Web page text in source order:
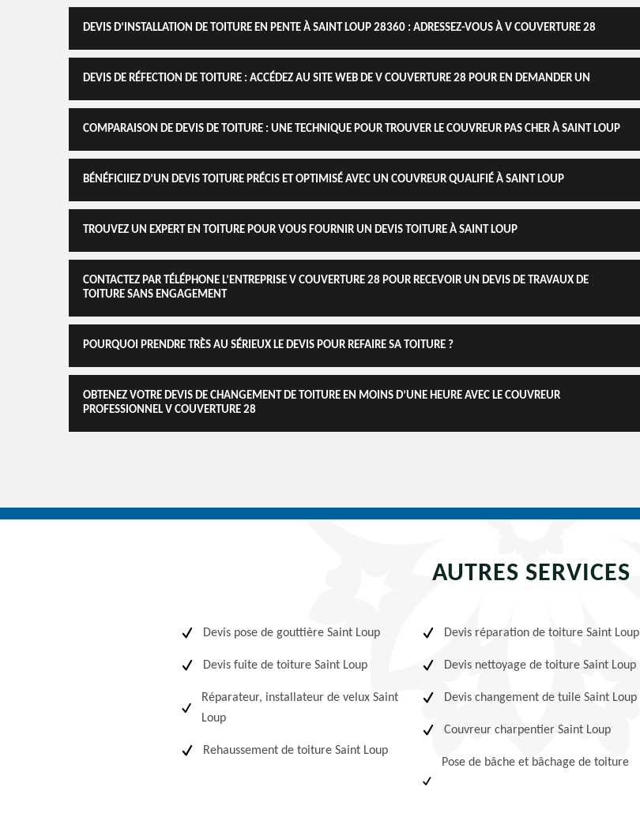
DEVIS D’INSTALLATION DE TOITURE EN PENTE À SAINT LOUP 28360 : ADRESSEZ-VOUS À V COUVERTURE 28
DEVIS DE RÉFECTION DE TOITURE : ACCÉDEZ AU SITE WEB DE V COUVERTURE 28 POUR EN DEMANDER UN
COMPARAISON DE DEVIS DE TOITURE : UNE TECHNIQUE POUR TROUVER LE COUVREUR PAS CHER À SAINT LOUP
BÉNÉFICIIEZ D’UN DEVIS TOITURE PRÉCIS ET OPTIMISÉ AVEC UN COUVREUR QUALIFIÉ À SAINT LOUP
TROUVEZ UN EXPERT EN TOITURE POUR VOUS FOURNIR UN DEVIS TOITURE À SAINT LOUP
CONTACTEZ PAR TÉLÉPHONE L’ENTREPRISE V COUVERTURE 28 POUR RECEVOIR UN DEVIS DE TRAVAUX DE
TOITURE SANS ENGAGEMENT
POURQUOI PRENDRE TRÈS AU SÉRIEUX LE DEVIS POUR REFAIRE SA TOITURE ?
OBTENEZ VOTRE DEVIS DE CHANGEMENT DE TOITURE EN MOINS D’UNE HEURE AVEC LE COUVREUR
PROFESSIONNEL V COUVERTURE 28
AUTRES SERVICES
Devis pose de gouttière Saint Loup
Devis fuite de toiture Saint Loup
Réparateur, installateur de velux Saint
Loup
Rehaussement de toiture Saint Loup
Devis réparation de toiture Saint Loup
Devis nettoyage de toiture Saint Loup
Devis changement de tuile Saint Loup
Couvreur charpentier Saint Loup
Pose de bâche et bâchage de toiture